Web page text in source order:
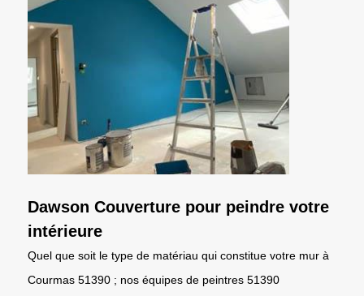
Dawson Couverture pour peindre votre
intérieure
Quel que soit le type de matériau qui constitue votre mur à
Courmas 51390 ; nos équipes de peintres 51390